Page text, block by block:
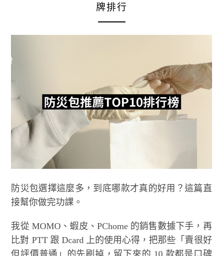
牌排行
防災包選擇這麼多，到底哪款才真的好用？這篇直
接幫你做完功課。
我從 MOMO、蝦皮、PChome 的銷售數據下手，再
比對 PTT 跟 Dcard 上的使用心得，把那些「賣很好
但評價普通」的先刷掉，留下來的 10 款都是口碑